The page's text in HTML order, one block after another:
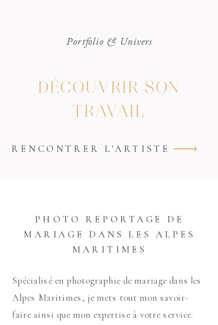
RENCONTRER L'ARTISTE
DÉCOUVRIR SON
TRAVAIL
Portfolio & Univers
PHOTO REPORTAGE DE
MARIAGE DANS LES ALPES
MARITIMES
Spécialisé en photographie de mariage dans les
Alpes Maritimes, je mets tout mon savoir-
faire ainsi que mon expertise à votre service.